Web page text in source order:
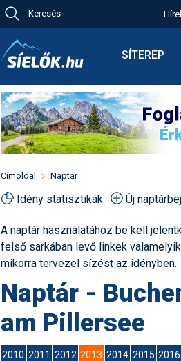
Keresés
SÍTEREP
Síbérletárak
Toplista
Havazás
Fotók
Címoldal Naptár
Idény statisztikák Új
A naptár használatához be kell
felső sarkában levő linkek
mikorra tervezel sízést az idényben.
Naptár -
am Pillersee
2010 2011 2012 2013 2014 2015 2016